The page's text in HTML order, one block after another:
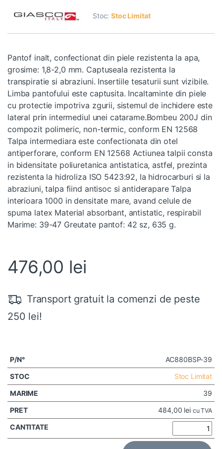
Stoc:Stoc Limitat
Pantof inalt, confectionat din piele rezistenta la apa,
grosime: 1,8-2,0 mm. Captuseala rezistenta la
transpiratie si abraziuni. Insertiile tesaturii sunt vizibile.
Limba pantofului este captusita. Incaltaminte din piele
cu protectie impotriva zgurii, sistemul de inchidere este
lateral prin intermediul unei catarame.Bombeu 200J din
compozit polimeric, non-termic, conform EN 12568
Talpa intermediara este confectionata din otel
antiperforare, conform EN 12568 Actiunea talpii consta
in bidensitate poliuretanica antistatica, astfel, prezinta
rezistenta la hidroliza ISO 5423:92, la hidrocarburi si la
abraziuni, talpa fiind antisoc si antiderapare Talpa
interioara 1000 in densitate mare, avand celule de
spuma latex Material absorbant, antistatic, respirabil
Marime: 39-47 Greutate pantof: 42 sz, 635 g.
476,00 lei
Transport gratuit la comenzi de peste
250 lei!
AC880BSP-39
Stoc Limitat
39
484,00 lei cu TVA